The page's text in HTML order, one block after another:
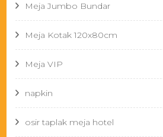
Meja Jumbo Bundar
Meja Kotak 120x80cm
Meja VIP
napkin
osir taplak meja hotel